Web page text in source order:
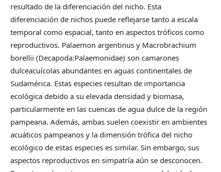
resultado de la diferenciación del nicho. Esta
diferenciación de nichos puede reflejarse tanto a escala
temporal como espacial, tanto en aspectos tróficos como
reproductivos. Palaemon argentinus y Macrobrachium
borellii (Decapoda:Palaemonidae) son camarones
dulceacuícolas abundantes en aguas continentales de
Sudamérica. Estas especies resultan de importancia
ecológica debido a su elevada densidad y biomasa,
particularmente en las cuencas de agua dulce de la región
pampeana. Además, ambas suelen coexistir en ambientes
acuáticos pampeanos y la dimensión trófica del nicho
ecológico de estas especies es similar. Sin embargo, sus
aspectos reproductivos en simpatría aún se desconocen.